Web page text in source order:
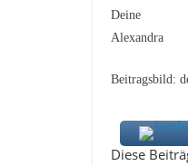
Deine
Alexandra
Beitragsbild:
Diese